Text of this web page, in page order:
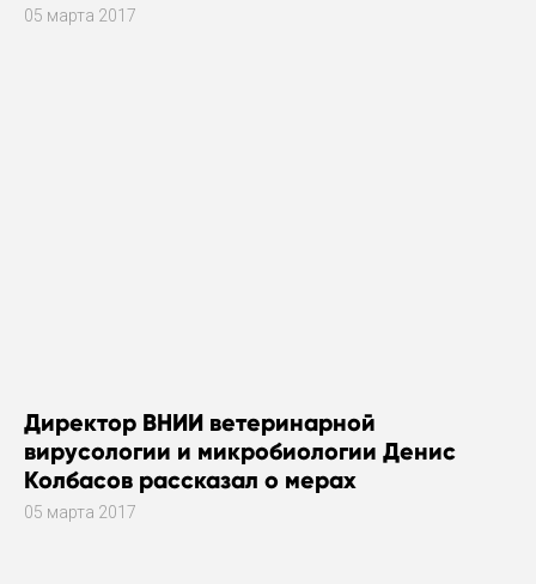
05 марта 2017
Директор ВНИИ ветеринарной
вирусологии и микробиологии Денис
Колбасов рассказал о мерах
безопасности против птичьего гриппа в
05 марта 2017